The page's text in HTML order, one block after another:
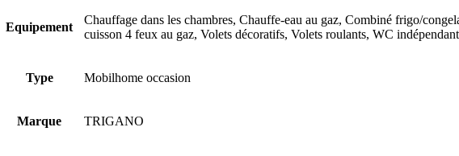
Equipement
Chauffage dans les chambres, Chauffe-eau au gaz, Combiné frigo/
cuisson 4 feux au gaz, Volets décoratifs, Volets roulants, WC
Type Mobilhome occasion
Marque TRIGANO